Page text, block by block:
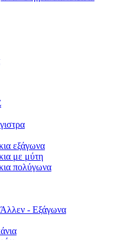
εξάγωνα
με μύτη
πολύγωνα
- Εξάγωνα